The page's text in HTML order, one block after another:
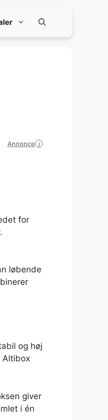
Annonce i
for
løbende
og høj
Altibox
giver
i én